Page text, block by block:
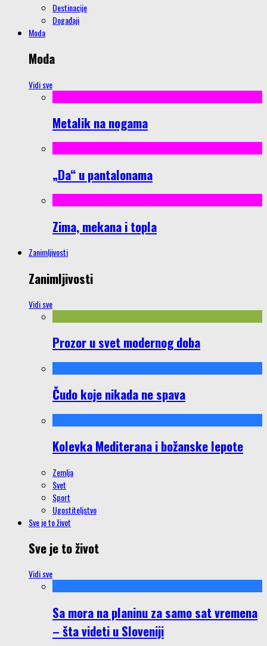
Destinacije
Događaji
Moda
Moda
Vidi sve
Metalik na nogama
„Da“ u pantalonama
Zima, mekana i topla
Zanimljivosti
Zanimljivosti
Vidi sve
Prozor u svet modernog doba
Čudo koje nikada ne spava
Kolevka Mediterana i božanske lepote
Zemlja
Svet
Sport
Ugostiteljstvo
Sve je to život
Sve je to život
Vidi sve
Sa mora na planinu za samo sat vremena
– šta videti u Sloveniji